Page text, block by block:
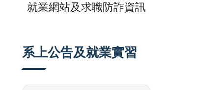
就業網站及求職防詐資訊
系上公告及就業實習